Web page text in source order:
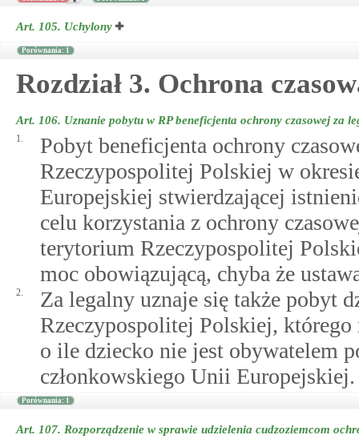
Art. 105. Uchylony
Porównania: 1
Rozdział 3. Ochrona
Art. 106. Uznanie pobytu w RP beneficjenta ochrony czasowej za
1.
Pobyt beneficjenta ochrony
Rzeczypospolitej Polskiej w
Europejskiej stwierdzającej
celu korzystania z ochrony
terytorium Rzeczypospolitej
moc obowiązującą, chyba że
2.
Za legalny uznaje się także pobyt
Rzeczypospolitej Polskiej,
o ile dziecko nie jest obywatelem
członkowskiego Unii Europejskiej.
Porównania: 1
Art. 107. Rozporządzenie w sprawie udzielenia cudzoziemcom